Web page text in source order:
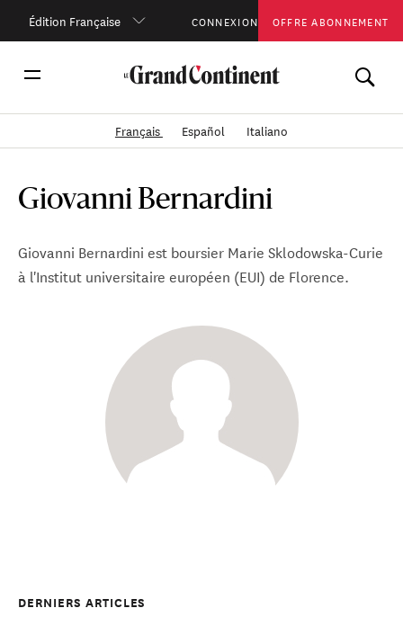
Édition Française CONNEXION OFFRE ABONNEMENT
Français Español Italiano
Giovanni Bernardini
Giovanni Bernardini est boursier Marie Sklodowska-Curie
à l'Institut universitaire européen (EUI) de Florence.
DERNIERS ARTICLES